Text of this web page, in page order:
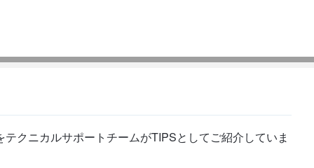
クニカルサポートチームがTIPSとしてご紹介していま